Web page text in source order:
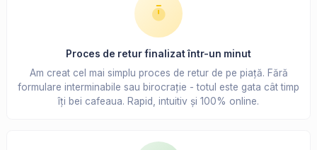
Proces de retur finalizat într-un minut
Am creat cel mai simplu proces de retur de pe piață. Fără
formulare interminabile sau birocrație - totul este gata cât timp
îți bei cafeaua. Rapid, intuitiv și 100% online.